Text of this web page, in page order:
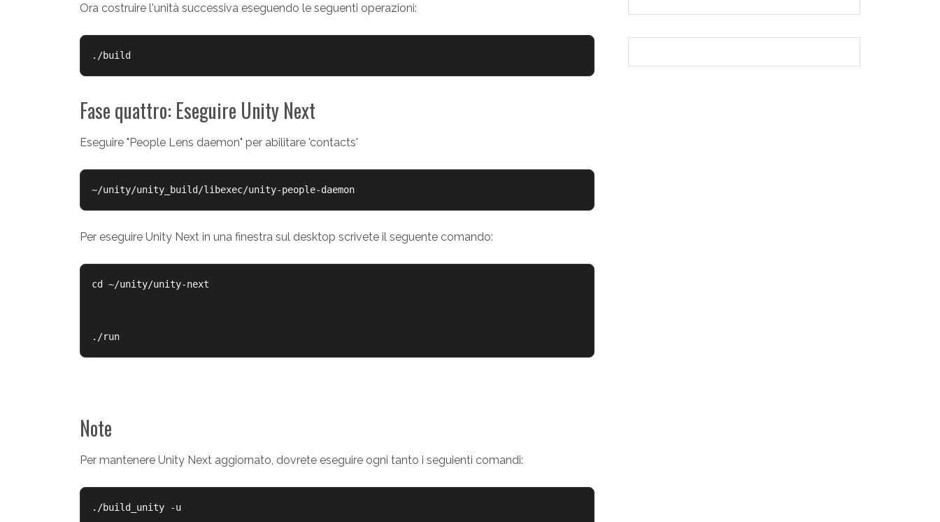
Ora costruire l'unità successiva eseguendo le seguenti operazioni:
./build
Fase quattro: Eseguire Unity Next
Eseguire "People Lens daemon" per abilitare 'contacts'
~/unity/unity_build/libexec/unity-people-daemon
Per eseguire Unity Next in una finestra sul desktop scrivete il seguente comando:
cd ~/unity/unity-next
Note
Per mantenere Unity Next aggiornato, dovrete eseguire ogni tanto i seguienti comandi:
./build_unity -u